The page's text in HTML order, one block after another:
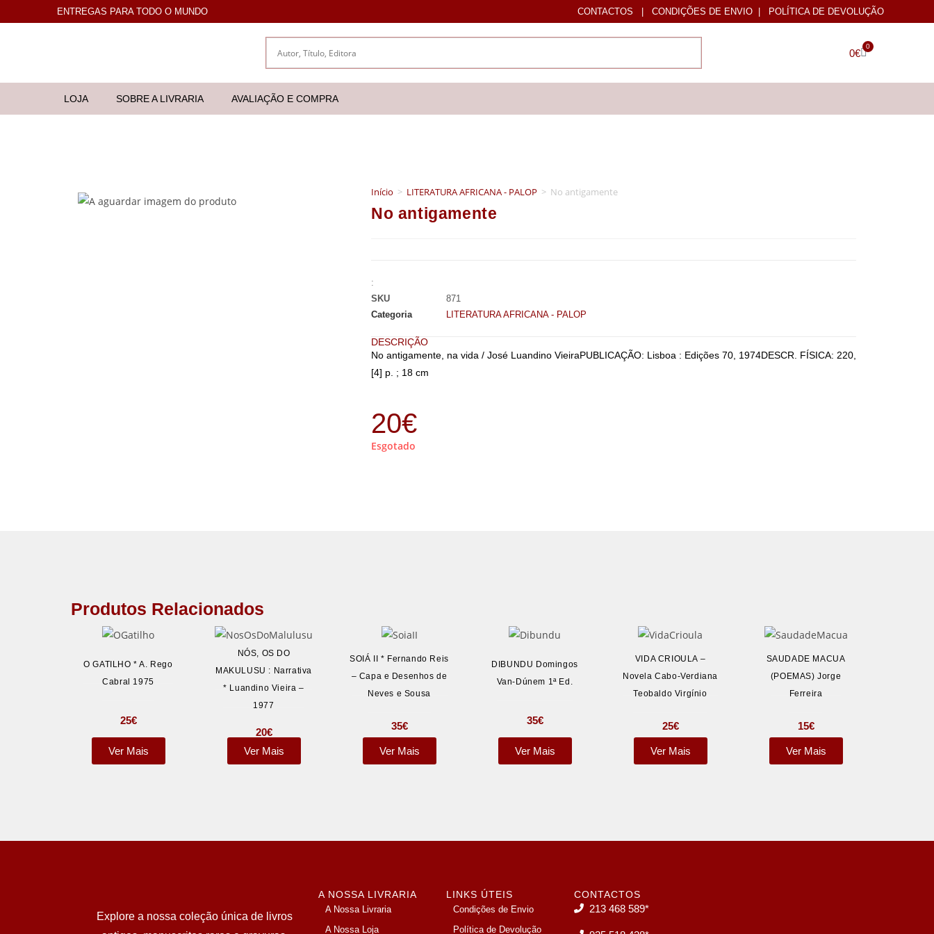
ENTREGAS PARA TODO O MUNDO CONTACTOS | CONDIÇÕES DE ENVIO | POLÍTICA DE DEVOLUÇÃO
0€
0
LOJA SOBRE A LIVRARIA AVALIAÇÃO E COMPRA
Início > LITERATURA AFRICANA - PALOP > No antigamente
No antigamente
:
SKU
871
Categoria
LITERATURA AFRICANA - PALOP
DESCRIÇÃO
No antigamente, na vida / José Luandino VieiraPUBLICAÇÃO: Lisboa : Edições 70, 1974DESCR. FÍSICA: 220,
[4] p. ; 18 cm
20€
Esgotado
Produtos Relacionados
O GATILHO * A. Rego
Cabral 1975
25€
Ver Mais
NÓS, OS DO
MAKULUSU : Narrativa
* Luandino Vieira –
1977
20€
Ver Mais
SOIÁ II * Fernando Reis
– Capa e Desenhos de
Neves e Sousa
35€
Ver Mais
DIBUNDU Domingos
Van-Dúnem 1ª Ed.
35€
Ver Mais
VIDA CRIOULA –
Novela Cabo-Verdiana
Teobaldo Virgínio
25€
Ver Mais
SAUDADE MACUA
(POEMAS) Jorge
Ferreira
15€
Ver Mais
Explore a nossa coleção única de livros
A NOSSA LIVRARIA
A Nossa Livraria
A Nossa Loja
LINKS ÚTEIS
Condições de Envio
Política de Devolução
CONTACTOS
213 468 589*